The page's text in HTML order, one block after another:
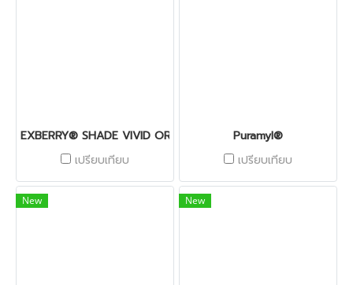
EXBERRY® SHADE VIVID ORANGE – OS
เปรียบเทียบ
Puramyl®
เปรียบเทียบ
New New